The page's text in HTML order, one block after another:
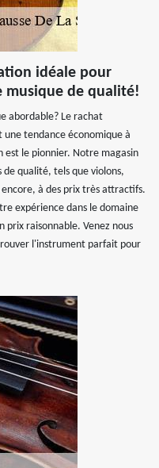
idéale pour
musique de qualité!
abordable? Le rachat
tendance économique à
est le pionnier. Notre magasin
qualité, tels que violons,
à des prix très attractifs.
expérience dans le domaine
raisonnable. Venez nous
l'instrument parfait pour